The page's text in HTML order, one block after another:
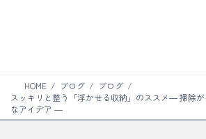
HOME ブログ
ブログ
スッキリと整う「浮かせる収納」のススメ― 掃除
なアイデア ―